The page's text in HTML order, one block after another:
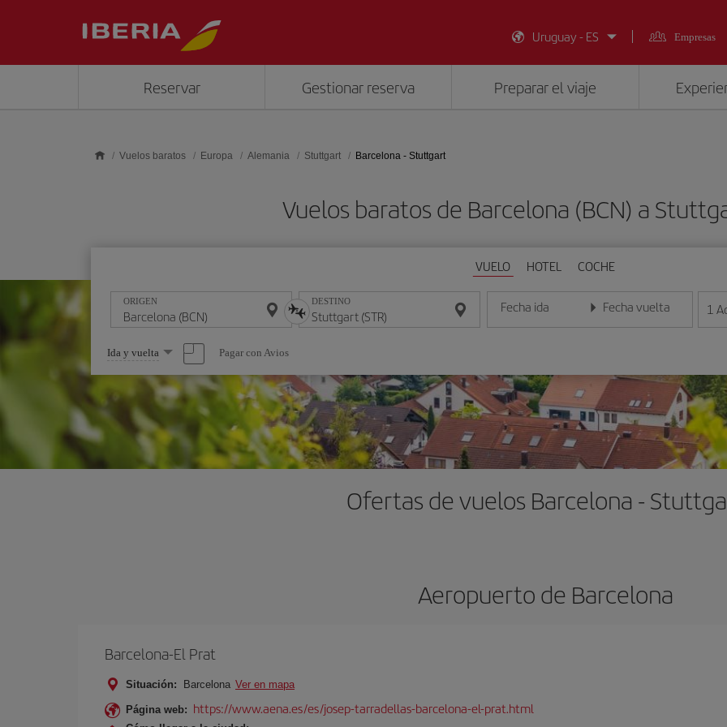
Uruguay - ES
Empresas
Reservar Gestionar reserva Preparar el viaje
Vuelos baratos Europa Alemania Stuttgart Barcelona - Stuttgart
Vuelos baratos de Barcelona (BCN) a
VUELO HOTEL COCHE
ORIGEN DESTINO Fecha ida
Introduce la fecha en formato día/mes/año
Fecha vuelta
Introduce la fecha en 1
Seleccione
una
opción
Ida y vuelta Pagar con Avios
Ofertas de vuelos Barcelona -
Aeropuerto de Barcelona
Barcelona-El Prat
Situación: Barcelona Ver en mapa
Página web: https://www.aena.es/es/josep-tarradellas-barcelona-el-prat.html